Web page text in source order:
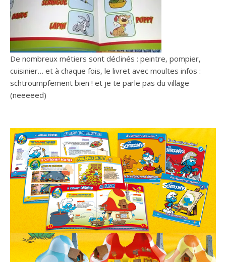
De nombreux métiers sont déclinés : peintre, pompier,
cuisinier… et à chaque fois, le livret avec moultes infos :
schtroumpfement bien ! et je te parle pas du village
(neeeeed)